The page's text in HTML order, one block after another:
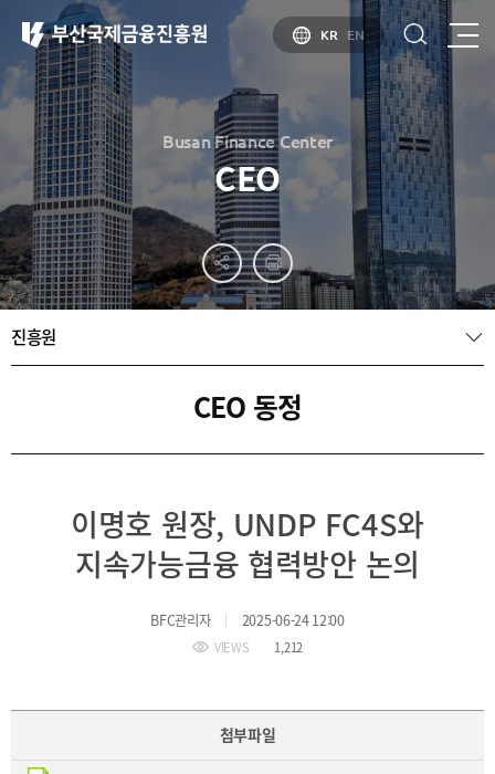
부산
소개
산업현황
정주환경
홍보
브로슈어
부산금융중심지
소개
정책 소개
금융생태계
입주환경
소개
인센티브
및
협력
KR EN
Busan Finance Center
CEO
진흥원
CEO 동정
이명호 원장, UNDP FC4S와
지속가능금융 협력방안 논의
BFC관리자 2025-06-24 12:00
VIEWS 1,212
첨부파일